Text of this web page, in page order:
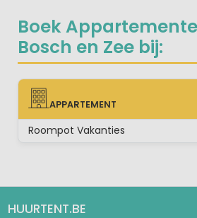
Boek
Bosch en Zee bij:
APPARTEMENT
APPARTEMENT
Roompot Vakanties
HUURTENT.BE